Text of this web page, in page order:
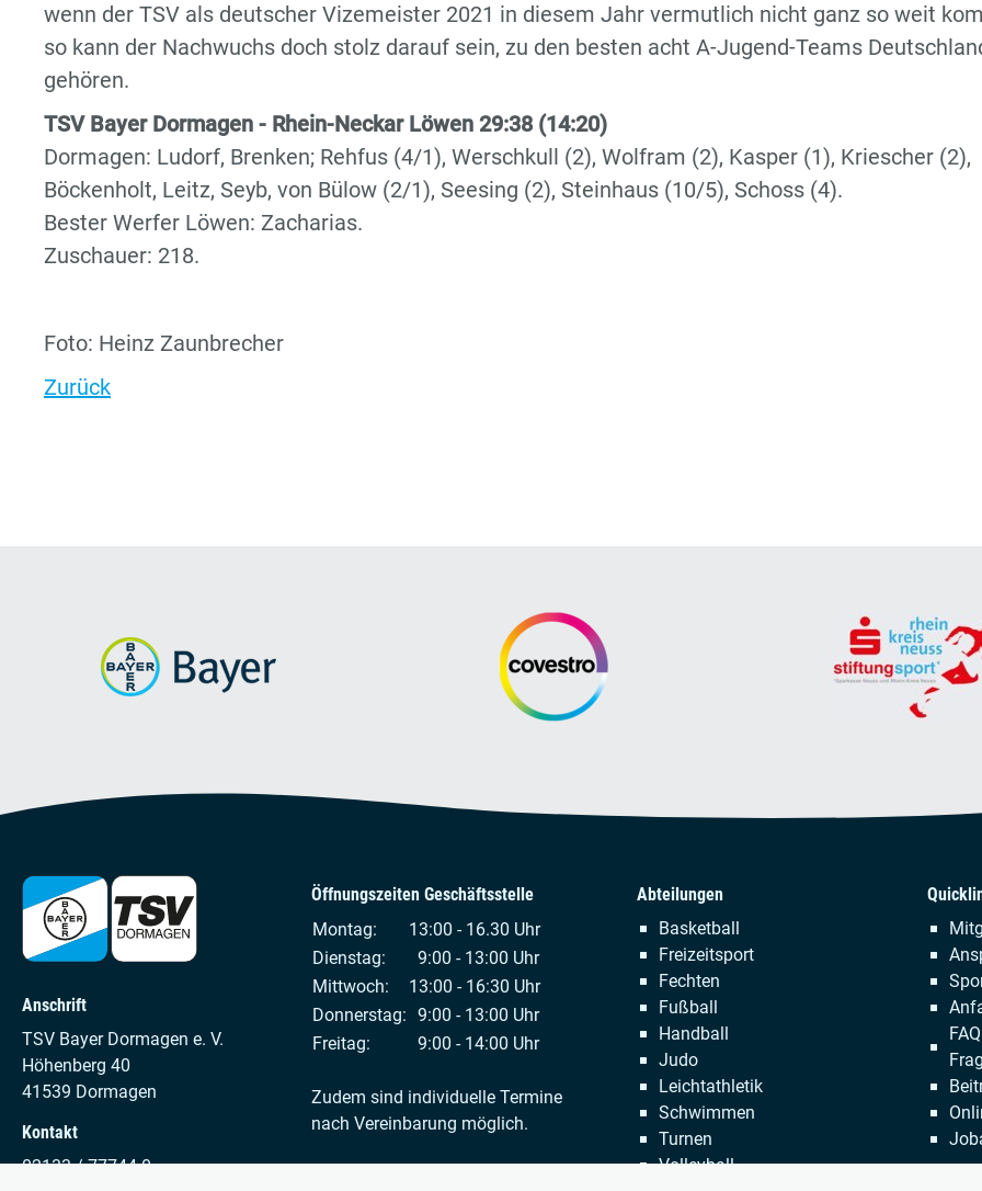
wenn der TSV als deutscher Vizemeister 2021 in diesem Jahr vermutlich nicht ganz so weit
so kann der Nachwuchs doch stolz darauf sein, zu den besten acht A-Jugend-Teams
gehören.
TSV Bayer Dormagen - Rhein-Neckar Löwen 29:38 (14:20)
Dormagen: Ludorf, Brenken; Rehfus (4/1), Werschkull (2), Wolfram (2), Kasper (1), Kriescher (2),
Böckenholt, Leitz, Seyb, von Bülow (2/1), Seesing (2), Steinhaus (10/5), Schoss (4).
Bester Werfer Löwen: Zacharias.
Zuschauer: 218.
Foto: Heinz Zaunbrecher
Zurück
Anschrift
TSV Bayer Dormagen e. V.
Höhenberg 40
41539 Dormagen
Kontakt
02133 / 77744-0
Öffnungszeiten Geschäftsstelle
Montag:
13:00 - 16.30 Uhr
Dienstag:
9:00 - 13:00 Uhr
Mittwoch:
13:00 - 16:30 Uhr
Donnerstag: 9:00 - 13:00 Uhr
Freitag:
9:00 - 14:00 Uhr
Zudem sind individuelle Termine
nach Vereinbarung möglich.
Abteilungen
Navigation
überspringen
Basketball
Freizeitsport
Fechten
Fußball
Handball
Judo
Leichtathletik
Schwimmen
Turnen
Volleyball